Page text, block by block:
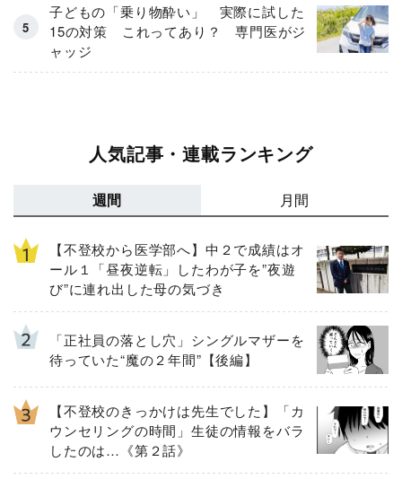
子どもの「乗り物酔い」 実際に試した
15の対策 これってあり？ 専門医がジ
ャッジ
人気記事・連載ランキング
週間 月間
【不登校から医学部へ】中２で成績はオ
ール１「昼夜逆転」したわが子を”夜遊
び”に連れ出した母の気づき
「正社員の落とし穴」シングルマザーを
待っていた“魔の２年間”【後編】
【不登校のきっかけは先生でした】「カ
ウンセリングの時間」生徒の情報をバラ
したのは…《第２話》